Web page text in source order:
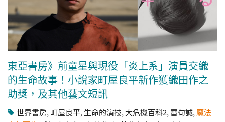
東亞書房》前童星與現役「炎上系」演員交織
的生命故事！小說家町屋良平新作獲織田作之
助獎，及其他藝文短訊
世界書房, 町屋良平, 生命的演技, 大危機百科2, 雷句誠, 魔法